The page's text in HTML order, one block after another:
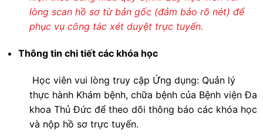
lòng scan hồ sơ từ bản gốc (đảm bảo rõ nét) để
phục vụ công tác xét duyệt trực tuyến.
Thông tin chi tiết các khóa học
Học viên vui lòng truy cập Ứng dụng: Quản lý
thực hành Khám bệnh, chữa bệnh của Bệnh viện Đa
khoa Thủ Đức để theo dõi thông báo các khóa học
và nộp hồ sơ trực tuyến.